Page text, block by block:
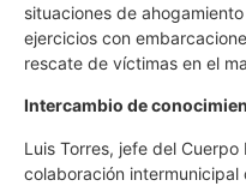
situaciones de
ejercicios con
rescate de víctimas en el
Intercambio de
Luis Torres, jefe del
colaboración